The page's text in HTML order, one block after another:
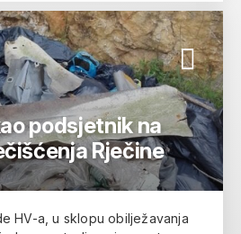
podsjetnik na
Rječine
HV-a, u sklopu obilježavanja